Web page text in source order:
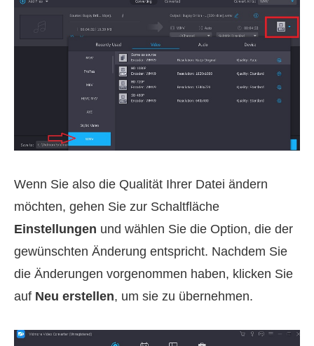
Wenn Sie also die Qualität Ihrer Datei ändern
möchten, gehen Sie zur Schaltfläche
Einstellungen und wählen Sie die Option, die der
gewünschten Änderung entspricht. Nachdem Sie
die Änderungen vorgenommen haben, klicken Sie
auf Neu erstellen, um sie zu übernehmen.